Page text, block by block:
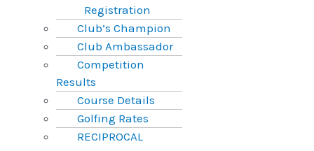
Registration
Club’s Champion
Club Ambassador
Competition
Results
Course Details
Golfing Rates
RECIPROCAL